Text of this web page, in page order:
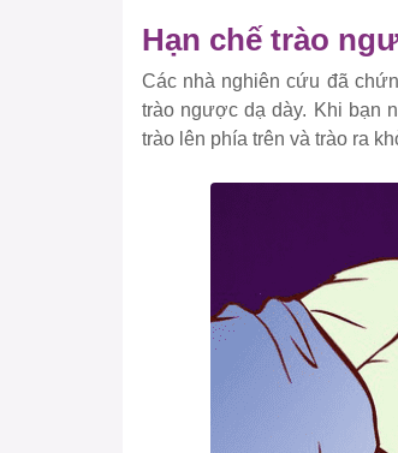
Hạn chế trào
Các nhà nghiên cứu đã
trào ngược dạ dày. Khi bạn
trào lên phía trên và trào ra